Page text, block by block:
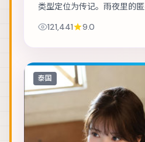
类型定位为传记。雨夜里的
木村拓哉 等，表演层次丰富
121,441 9.0
泰国